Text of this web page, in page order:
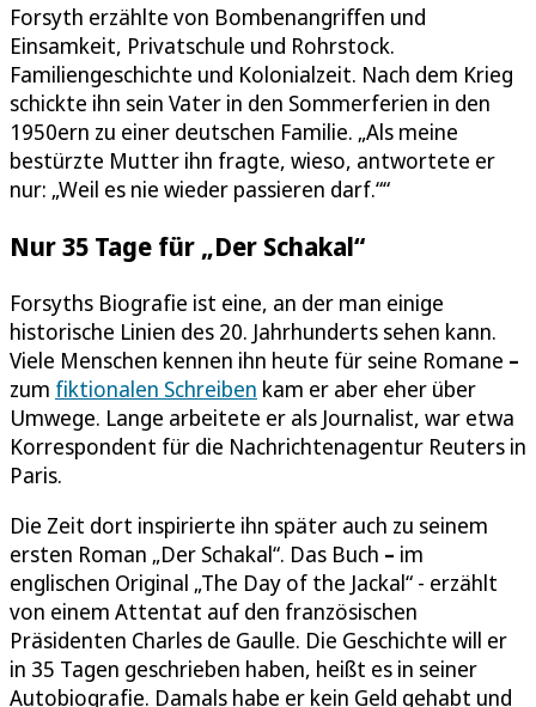
Forsyth erzählte von Bombenangriffen und
Einsamkeit, Privatschule und Rohrstock.
Familiengeschichte und Kolonialzeit. Nach dem Krieg
schickte ihn sein Vater in den Sommerferien in den
1950ern zu einer deutschen Familie. „Als meine
bestürzte Mutter ihn fragte, wieso, antwortete er
nur: „Weil es nie wieder passieren darf.““
Nur 35 Tage für „Der Schakal“
Forsyths Biografie ist eine, an der man einige
historische Linien des 20. Jahrhunderts sehen kann.
Viele Menschen kennen ihn heute für seine Romane –
zum fiktionalen Schreiben kam er aber eher über
Umwege. Lange arbeitete er als Journalist, war etwa
Korrespondent für die Nachrichtenagentur Reuters in
Paris.
Die Zeit dort inspirierte ihn später auch zu seinem
ersten Roman „Der Schakal“. Das Buch – im
englischen Original „The Day of the Jackal“ - erzählt
von einem Attentat auf den französischen
Präsidenten Charles de Gaulle. Die Geschichte will er
in 35 Tagen geschrieben haben, heißt es in seiner
Autobiografie. Damals habe er kein Geld gehabt und